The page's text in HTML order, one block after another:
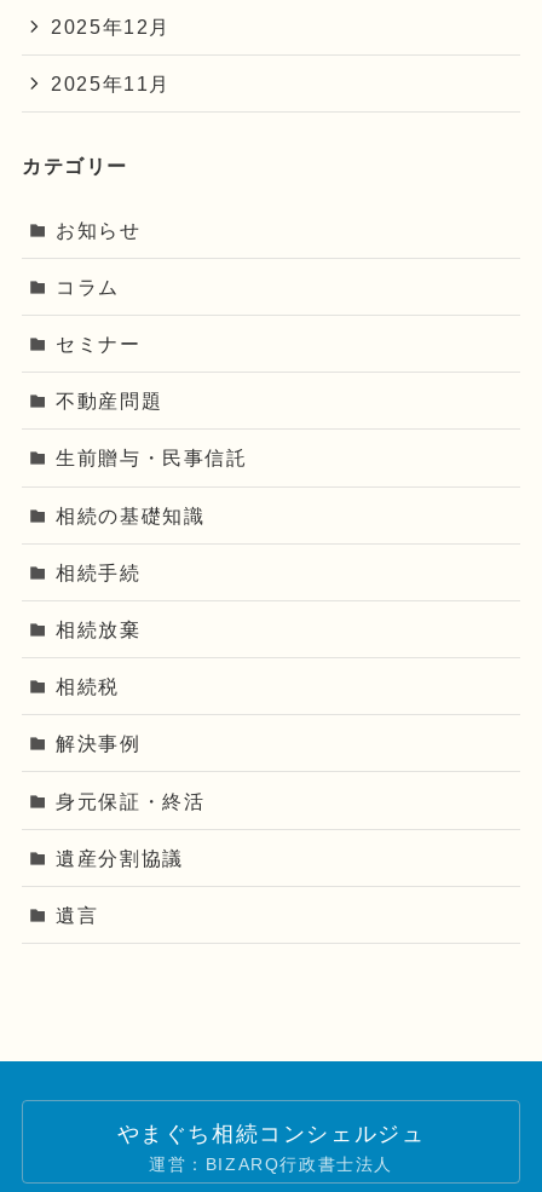
2025年12月
2025年11月
カテゴリー
お知らせ
コラム
セミナー
不動産問題
生前贈与・民事信託
相続の基礎知識
相続手続
相続放棄
相続税
解決事例
身元保証・終活
遺産分割協議
遺言
やまぐち相続コンシェルジュ
運営：BIZARQ行政書士法人